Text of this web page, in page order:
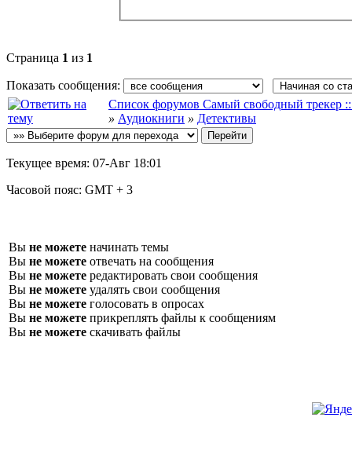
Страница 1 из 1
Показать сообщения:
Список форумов Самый свободный трекер
» Аудиокниги » Детективы
Текущее время: 07-Авг 18:01
Часовой пояс: GMT + 3
Вы не можете начинать темы
Вы не можете отвечать на сообщения
Вы не можете редактировать свои сообщения
Вы не можете удалять свои сообщения
Вы не можете голосовать в опросах
Вы не можете прикреплять файлы к сообщениям
Вы не можете скачивать файлы